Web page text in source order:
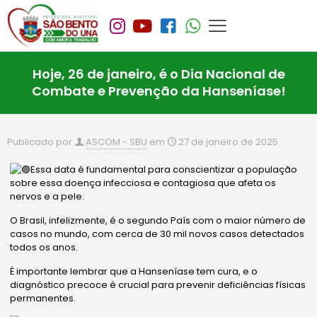
Hoje, 26 de janeiro, é o Dia Nacional de
Combate e Prevenção da Hanseníase!
Publicado por ASCOM - SBU em 27 de janeiro de 2025
Essa data é fundamental para conscientizar a população
sobre essa doença infecciosa e contagiosa que afeta os
nervos e a pele.
O Brasil, infelizmente, é o segundo País com o maior número de
casos no mundo, com cerca de 30 mil novos casos detectados
todos os anos.
É importante lembrar que a Hanseníase tem cura, e o
diagnóstico precoce é crucial para prevenir deficiências físicas
permanentes.